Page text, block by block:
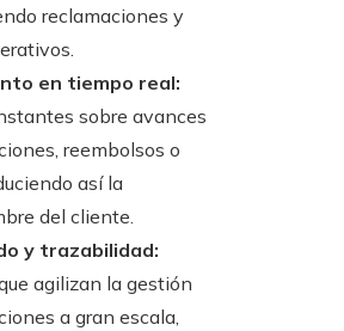
reclamaciones y
en tiempo real:
sobre avances
reembolsos o
así la
del cliente.
y trazabilidad:
agilizan la gestión
a gran escala,